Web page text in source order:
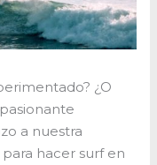
¿O
a nuestra
hacer surf en